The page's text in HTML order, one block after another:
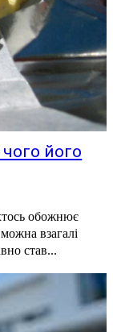
його
обожнює
взагалі
став...